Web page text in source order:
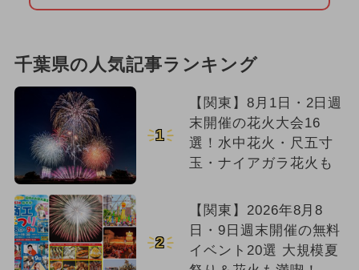
千葉県の人気記事ランキング
1
【関東】8月1日・2日週
末開催の花火大会16
選！水中花火・尺五寸
玉・ナイアガラ花火も
2
【関東】2026年8月8
日・9日週末開催の無料
イベント20選 大規模夏